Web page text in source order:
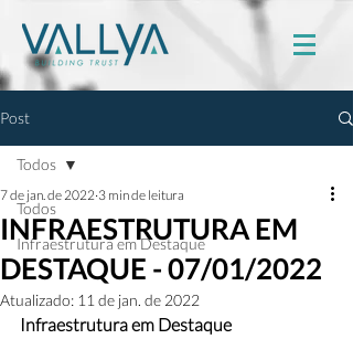
Post
Todos
Infraestrutura em Destaque
Todos
INFRAESTRUTURA EM
DESTAQUE - 07/01/2022
7 de jan. de 2022 3 min de leitura
Atualizado: 11 de jan. de 2022
Infraestrutura em Destaque